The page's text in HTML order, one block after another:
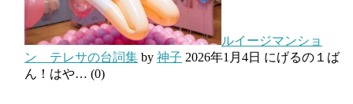
ルイージマンショ
ン テレサの台詞集 by 神子 2026年1月4日 にげるの１ば
ん！はや… (0)